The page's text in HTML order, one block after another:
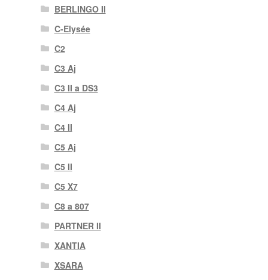
BERLINGO II
C-Elysée
C2
C3 Aj
C3 II a DS3
C4 Aj
C4 II
C5 Aj
C5 II
C5 X7
C8 a 807
PARTNER II
XANTIA
XSARA